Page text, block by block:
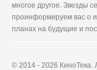
многое другое. Звезды
проинформируем вас о
планах на будущие и
© 2014 - 2026 КиноТека.